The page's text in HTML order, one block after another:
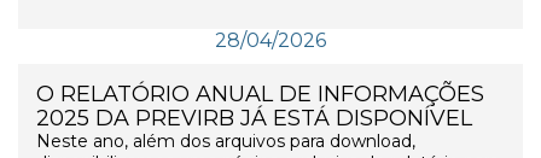
28/04/2026
O RELATÓRIO ANUAL DE INFORMAÇÕES
2025 DA PREVIRB JÁ ESTÁ DISPONÍVEL
Neste ano, além dos arquivos para download,